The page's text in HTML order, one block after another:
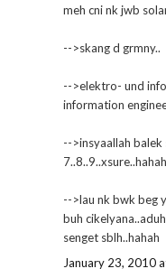
meh cni nk jwb
-->skang d grmny..
-->elektro- und
information
-->insyaallah balek
7..8..9..xsure..hahah
-->lau nk bwk beg
buh
senget sblh..hahah
January 23, 2010